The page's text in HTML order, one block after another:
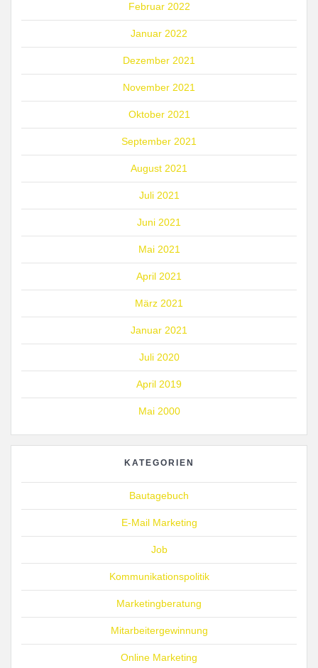
Februar 2022
Januar 2022
Dezember 2021
November 2021
Oktober 2021
September 2021
August 2021
Juli 2021
Juni 2021
Mai 2021
April 2021
März 2021
Januar 2021
Juli 2020
April 2019
Mai 2000
KATEGORIEN
Bautagebuch
E-Mail Marketing
Job
Kommunikationspolitik
Marketingberatung
Mitarbeitergewinnung
Online Marketing